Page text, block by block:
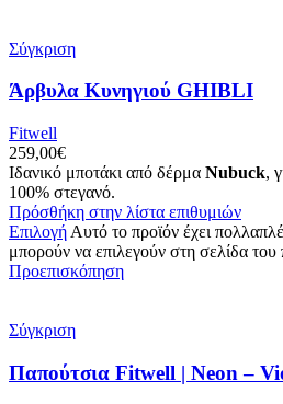
Σύγκριση
Άρβυλα Κυνηγιού GHIBLI
Fitwell
259,00€
Ιδανικό μποτάκι από δέρμα Nubuck,
100% στεγανό.
Πρόσθήκη στην λίστα επιθυμιών
Επιλογή Αυτό το προϊόν έχει
μπορούν να επιλεγούν στη σελίδα του
Προεπισκόπηση
Σύγκριση
Παπούτσια Fitwell | Neon –